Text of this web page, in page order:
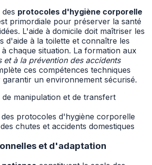
protocoles d'hygiène corporelle
primordiale pour préserver la santé
L'aide à domicile doit maîtriser les
d'aide à la toilette et connaître les
chaque situation. La formation aux
et à la prévention des accidents
ces compétences techniques
garantir un environnement sécurisé.
de manipulation et de transfert
protocoles d'hygiène corporelle
chutes et accidents domestiques
et d'adaptation